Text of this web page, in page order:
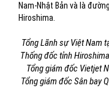
Nam-Nhật Bản và là
Hiroshima.
Tổng Lãnh sự Việt Nam
Thống đốc tỉnh
Tổng giám đốc Vietjet
Tổng giám đốc Sân bay